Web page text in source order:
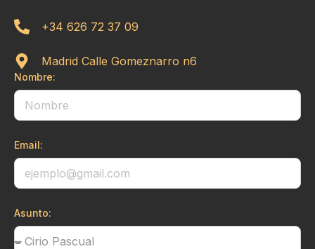
+34 626 72 37 09
Madrid Calle Gomeznarro n6
Nombre:
Email:
Asunto: